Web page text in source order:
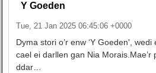
Y Goeden
Tue, 21 Jan 2025 06:45:06 +0000
Dyma stori o’r enw ‘Y Goeden',
cael ei darllen gan Nia Morais.Mae’r
ddar…